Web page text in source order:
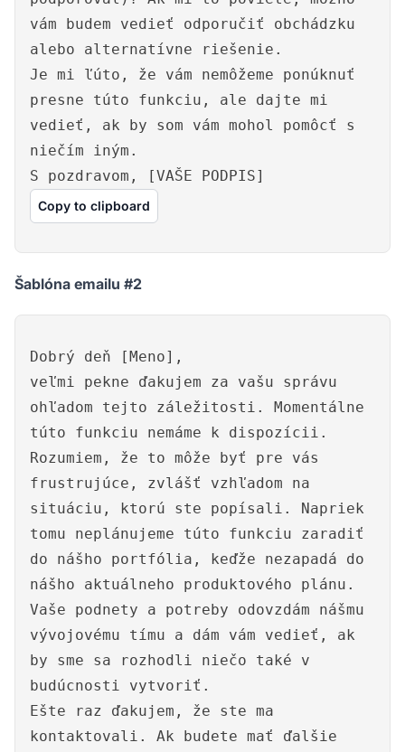
vám budem vedieť odporučiť obchádzku
alebo alternatívne riešenie.
Je mi ľúto, že vám nemôžeme ponúknuť
presne túto funkciu, ale dajte mi
vedieť, ak by som vám mohol pomôcť s
niečím iným.
S pozdravom, [VAŠE PODPIS]
Copy to clipboard
Šablóna emailu #2
Dobrý deň [Meno],
veľmi pekne ďakujem za vašu správu
ohľadom tejto záležitosti. Momentálne
túto funkciu nemáme k dispozícii.
Rozumiem, že to môže byť pre vás
frustrujúce, zvlášť vzhľadom na
situáciu, ktorú ste popísali. Napriek
tomu neplánujeme túto funkciu zaradiť
do nášho portfólia, keďže nezapadá do
nášho aktuálneho produktového plánu.
Vaše podnety a potreby odovzdám nášmu
vývojovému tímu a dám vám vedieť, ak
by sme sa rozhodli niečo také v
budúcnosti vytvoriť.
Ešte raz ďakujem, že ste ma
kontaktovali. Ak budete mať ďalšie